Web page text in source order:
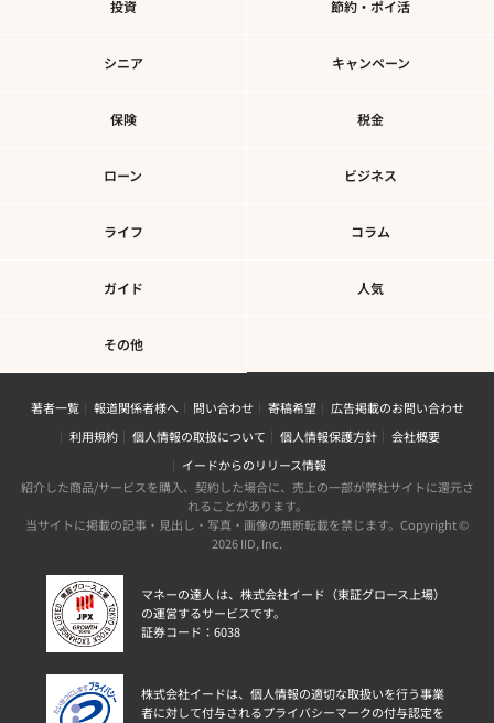
投資 節約・ポイ活
シニア キャンペーン
保険 税金
ローン ビジネス
ライフ コラム
ガイド 人気
その他
著者一覧 報道関係者様へ 問い合わせ 寄稿希望
広告掲載のお問い合わせ
利用規約
個人情報の取扱について 個人情報保護方針
会社概要
イードからのリリース情報
紹介した商品/サービスを購入、契約した場合に、売上の一部が弊社サイトに還元さ
れることがあります。
当サイトに掲載の記事・見出し・写真・画像の無断転載を禁じます。Copyright ©
2026 IID, Inc.
マネーの達人 は、株式会社イード（東証グロース上場）
の運営するサービスです。
証券コード：6038
株式会社イードは、個人情報の適切な取扱いを行う事業
者に対して付与されるプライバシーマークの付与認定を